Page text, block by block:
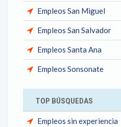
Empleos San Miguel
Empleos San Salvador
Empleos Santa Ana
Empleos Sonsonate
TOP BÚSQUEDAS
Empleos sin experiencia